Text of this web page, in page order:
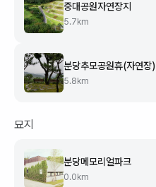
중대공원자연장지
5.7 km
분당추모공원휴(자연장)
5.8 km
묘지
분당메모리얼파크
0.0 km